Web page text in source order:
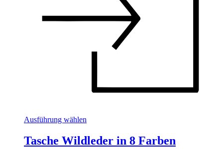
Ausführung wählen
weist
mehrere
Tasche Wildleder in 8 Farben